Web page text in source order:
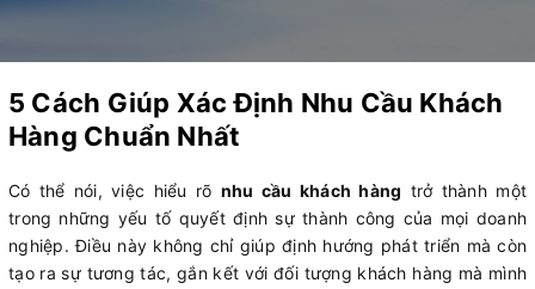
5 Cách Giúp Xác Định Nhu Cầu Khách
Hàng Chuẩn Nhất
Có thể nói, việc hiểu rõ nhu cầu khách hàng trở thành một
trong những yếu tố quyết định sự thành công của mọi doanh
nghiệp. Điều này không chỉ giúp định hướng phát triển mà còn
tạo ra sự tương tác, gắn kết với đối tượng khách hàng mà mình